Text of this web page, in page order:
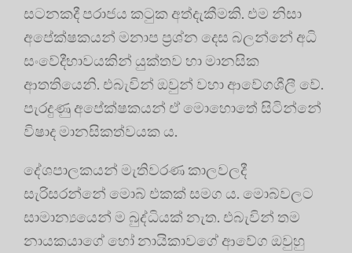
සටනකදී පරාජය කටුක අත්දැකීමකි. එම නිසා
අපේක්ෂකයන් මනාප ප්‍රශ්න දෙස බලන්නේ අධි
සංවේදීභාවයකින් යුක්තව හා මානසික
ආතතියෙනි. එබැවින් ඔවුන් වහා ආවේගශීලී වේ.
පැරදුණු අපේක්ෂකයන් ඒ මොහොතේ සිටින්නේ
විෂාද මානසිකත්වයක ය.
දේශපාලකයන් මැතිවරණ කාලවලදී
සැරිසරන්නේ මොබ් එකක් සමග ය. මොබ්වලට
සාමාන්‍යයෙන් ම බුද්ධියක් නැත. එබැවින් තම
නායකයාගේ හෝ නායිකාවගේ ආවේග ඔවුහු